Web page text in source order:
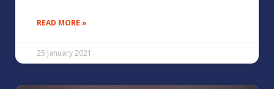
READ MORE »
25 January 2021